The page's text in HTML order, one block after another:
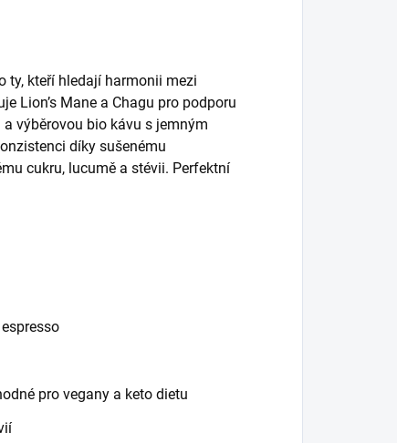
ty, kteří hledají harmonii mezi
Lion’s Mane a Chagu pro podporu
výběrovou bio kávu s jemným
díky sušenému
cukru, lucumě a stévii. Perfektní
pro vegany a keto dietu